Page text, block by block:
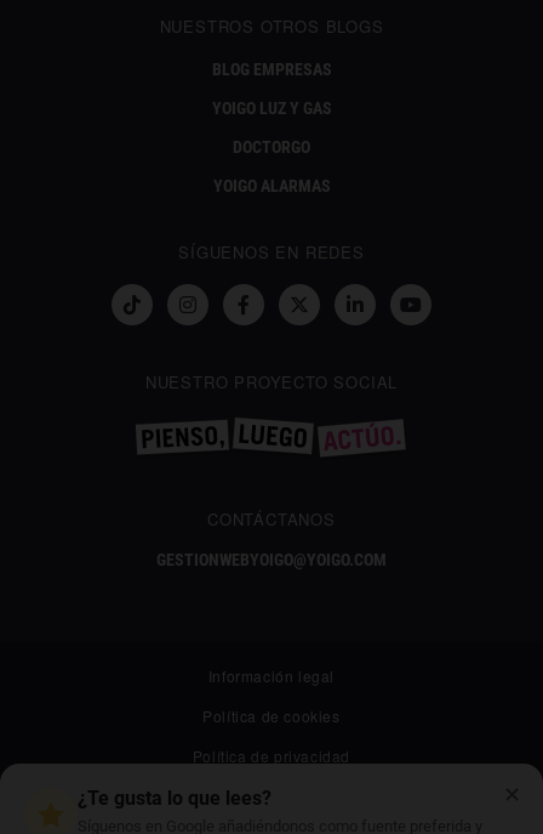
NUESTROS OTROS BLOGS
BLOG EMPRESAS
YOIGO LUZ Y GAS
DOCTORGO
YOIGO ALARMAS
SÍGUENOS EN REDES
NUESTRO PROYECTO SOCIAL
CONTÁCTANOS
GESTIONWEBYOIGO@YOIGO.COM
Información legal
Política de cookies
Política de privacidad
Canal ético
¿Te gusta lo que lees?